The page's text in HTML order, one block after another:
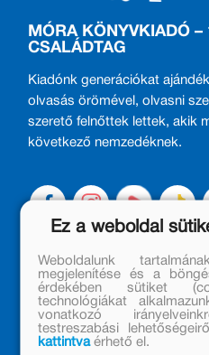
MÓRA KÖNYVKIADÓ –
CSALÁDTAG
Kiadónk generációkat
olvasás örömével, olvasni
szerető felnőttek lettek, akik
következő nemzedéknek.
A Kiadóról/
Móra Mintabolt
Ez a weboldal
Weboldalunk
megjelenítése és a
érdekében sütiket
technológiákat
vonatkozó
testreszabási
kattintvaérhető el.